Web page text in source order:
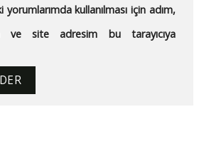
kullanılması için adım,
ve site adresim bu tarayıcıya